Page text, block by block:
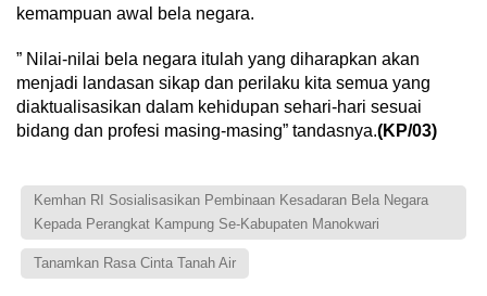
kemampuan awal bela negara.
” Nilai-nilai bela negara itulah yang diharapkan akan
menjadi landasan sikap dan perilaku kita semua yang
diaktualisasikan dalam kehidupan sehari-hari sesuai
bidang dan profesi masing-masing” tandasnya.(KP/03)
Kemhan RI Sosialisasikan Pembinaan Kesadaran Bela Negara
Kepada Perangkat Kampung Se-Kabupaten Manokwari
Tanamkan Rasa Cinta Tanah Air